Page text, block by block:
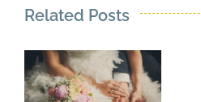
Related Posts